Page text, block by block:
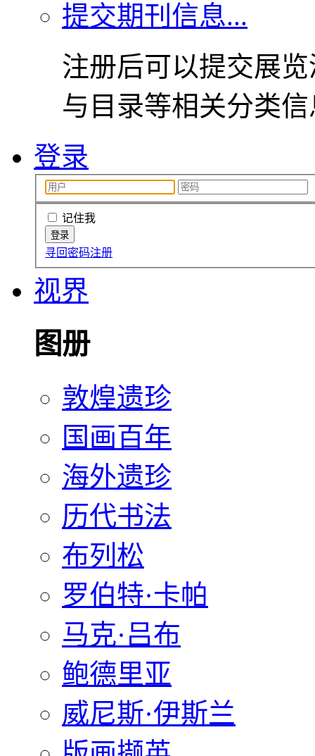
提交期刊信息...
注册后可以提交展
与目录等相关分类
登录
记住我
寻回密码注册
视界
图册
敦煌遗珍
国画百年
海外遗珍
历代书法
布列松
罗伯特·卡帕
马克·吕布
鲍德里亚
威尼斯·伊斯兰